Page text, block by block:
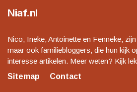
Niaf.nl
Nico, Ineke, Antoinette en Fenneke,
maar ook familiebloggers, die hun kijk
interesse artikelen. Meer weten? Kijk
Sitemap
Contact